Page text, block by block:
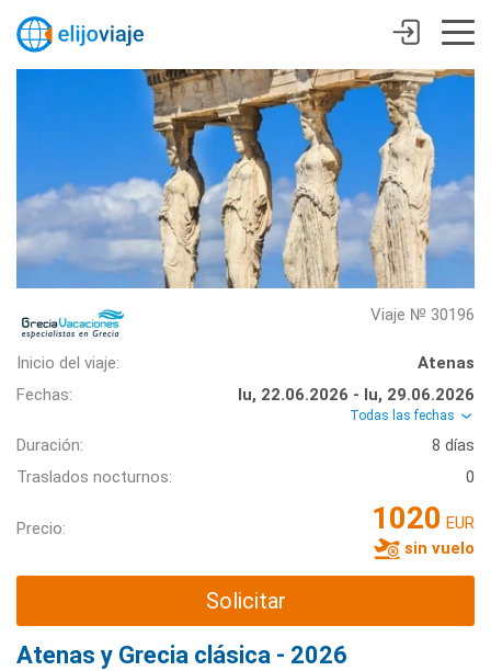
Viaje № 30196
Inicio del viaje:
Atenas
Fechas:
lu, 22.06.2026 - lu, 29.06.2026
Todas las fechas
Duración:
8 días
Traslados nocturnos:
0
Precio: 1020 EUR
sin vuelo
Solicitar
Atenas y Grecia clásica - 2026